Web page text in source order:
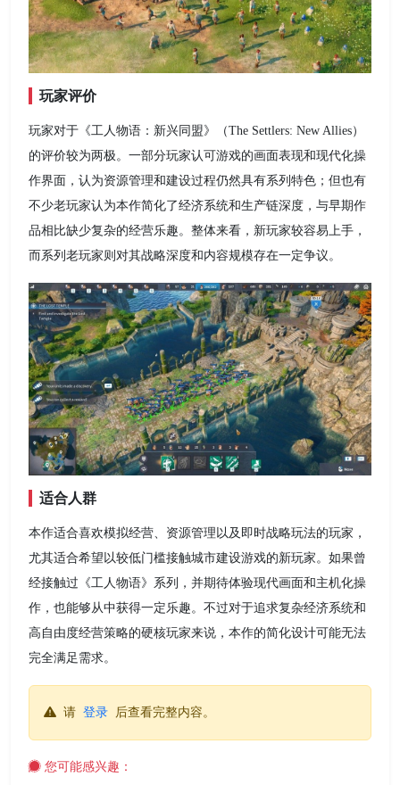
玩家评价
玩家对于《工人物语：新兴同盟》（The Settlers: New Allies）
的评价较为两极。一部分玩家认可游戏的画面表现和现代化操
作界面，认为资源管理和建设过程仍然具有系列特色；但也有
不少老玩家认为本作简化了经济系统和生产链深度，与早期作
品相比缺少复杂的经营乐趣。整体来看，新玩家较容易上手，
而系列老玩家则对其战略深度和内容规模存在一定争议。
适合人群
本作适合喜欢模拟经营、资源管理以及即时战略玩法的玩家，
尤其适合希望以较低门槛接触城市建设游戏的新玩家。如果曾
经接触过《工人物语》系列，并期待体验现代画面和主机化操
作，也能够从中获得一定乐趣。不过对于追求复杂经济系统和
高自由度经营策略的硬核玩家来说，本作的简化设计可能无法
完全满足需求。
请 登录 后查看完整内容。
您可能感兴趣：